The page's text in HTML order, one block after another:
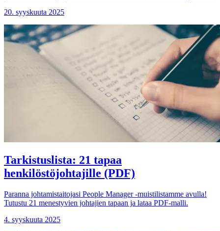
20. syyskuuta 2025
Tarkistuslista: 21 tapaa
henkilöstöjohtajille (PDF)
Paranna johtamistaitojasi People Manager -muistilistamme avulla!
Tutustu 21 menestyvien johtajien tapaan ja lataa PDF-malli.
4. syyskuuta 2025